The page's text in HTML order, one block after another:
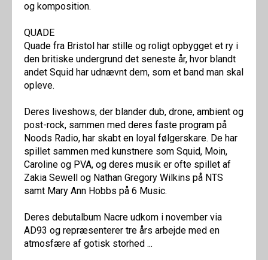
og komposition.
QUADE
Quade fra Bristol har stille og roligt opbygget et ry i
den britiske undergrund det seneste år, hvor blandt
andet Squid har udnævnt dem, som et band man skal
opleve.
Deres liveshows, der blander dub, drone, ambient og
post-rock, sammen med deres faste program på
Noods Radio, har skabt en loyal følgerskare. De har
spillet sammen med kunstnere som Squid, Moin,
Caroline og PVA, og deres musik er ofte spillet af
Zakia Sewell og Nathan Gregory Wilkins på NTS
samt Mary Ann Hobbs på 6 Music.
Deres debutalbum Nacre udkom i november via
AD93 og repræsenterer tre års arbejde med en
atmosfære af gotisk storhed ...